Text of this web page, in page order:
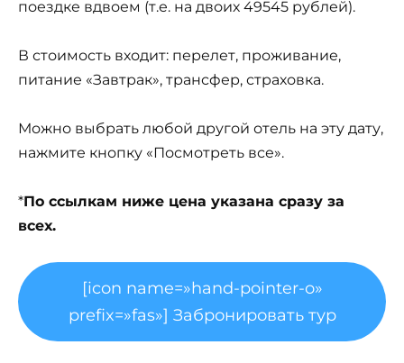
поездке вдвоем (т.е. на двоих 49545 рублей).
В стоимость входит: перелет, проживание,
питание «Завтрак», трансфер, страховка.
Можно выбрать любой другой отель на эту дату,
нажмите кнопку «Посмотреть все».
*По ссылкам ниже цена указана сразу за
всех.
[icon name=»hand-pointer-o»
prefix=»fas»] Забронировать тур